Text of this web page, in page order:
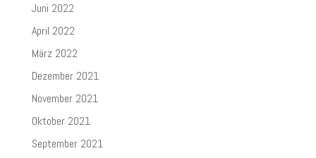
Juni 2022
April 2022
März 2022
Dezember 2021
November 2021
Oktober 2021
September 2021